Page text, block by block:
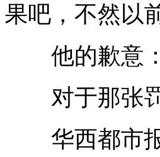
果吧，不然以
他的歉意：
对于那张罚
华西都市报